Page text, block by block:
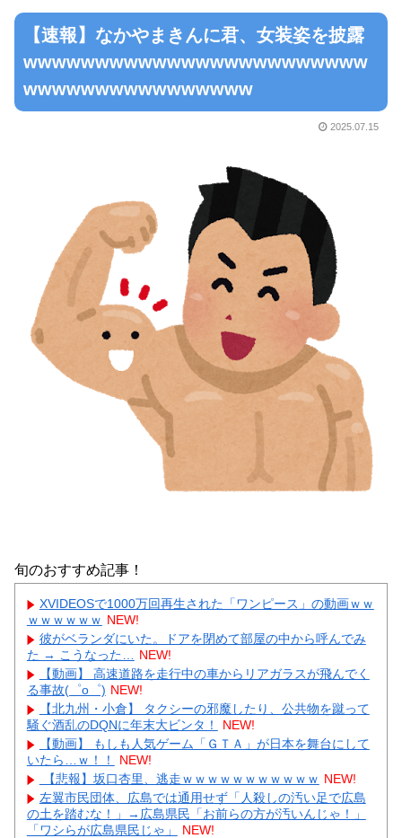
【速報】なかやまきんに君、女装姿を披露
wwwwwwwwwwwwwwwwwwwwwwww
wwwwwwwwwwwwwwww
2025.07.15
旬のおすすめ記事！
XVIDEOSで1000万回再生された「ワンピース」の動画ｗｗ
ｗｗｗｗｗｗ NEW!
彼がベランダにいた。ドアを閉めて部屋の中から呼んでみ
た → こうなった…
NEW!
【動画】 高速道路を走行中の車からリアガラスが飛んでく
る事故(゜o゜) NEW!
【北九州・小倉】 タクシーの邪魔したり、公共物を蹴って
騒ぐ酒乱のDQNに年末大ビンタ！
NEW!
【動画】 もしも人気ゲーム「ＧＴＡ」が日本を舞台にして
いたら…ｗ！！
NEW!
【悲報】坂口杏里、逃走ｗｗｗｗｗｗｗｗｗｗｗ NEW!
左翼市民団体、広島では通用せず「人殺しの汚い足で広島
の土を踏むな！」→広島県民「お前らの方が汚いんじゃ！」
「ワシらが広島県民じゃ」
NEW!